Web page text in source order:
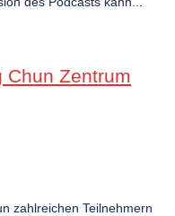
Chun Zentrum
zahlreichen Teilnehmern